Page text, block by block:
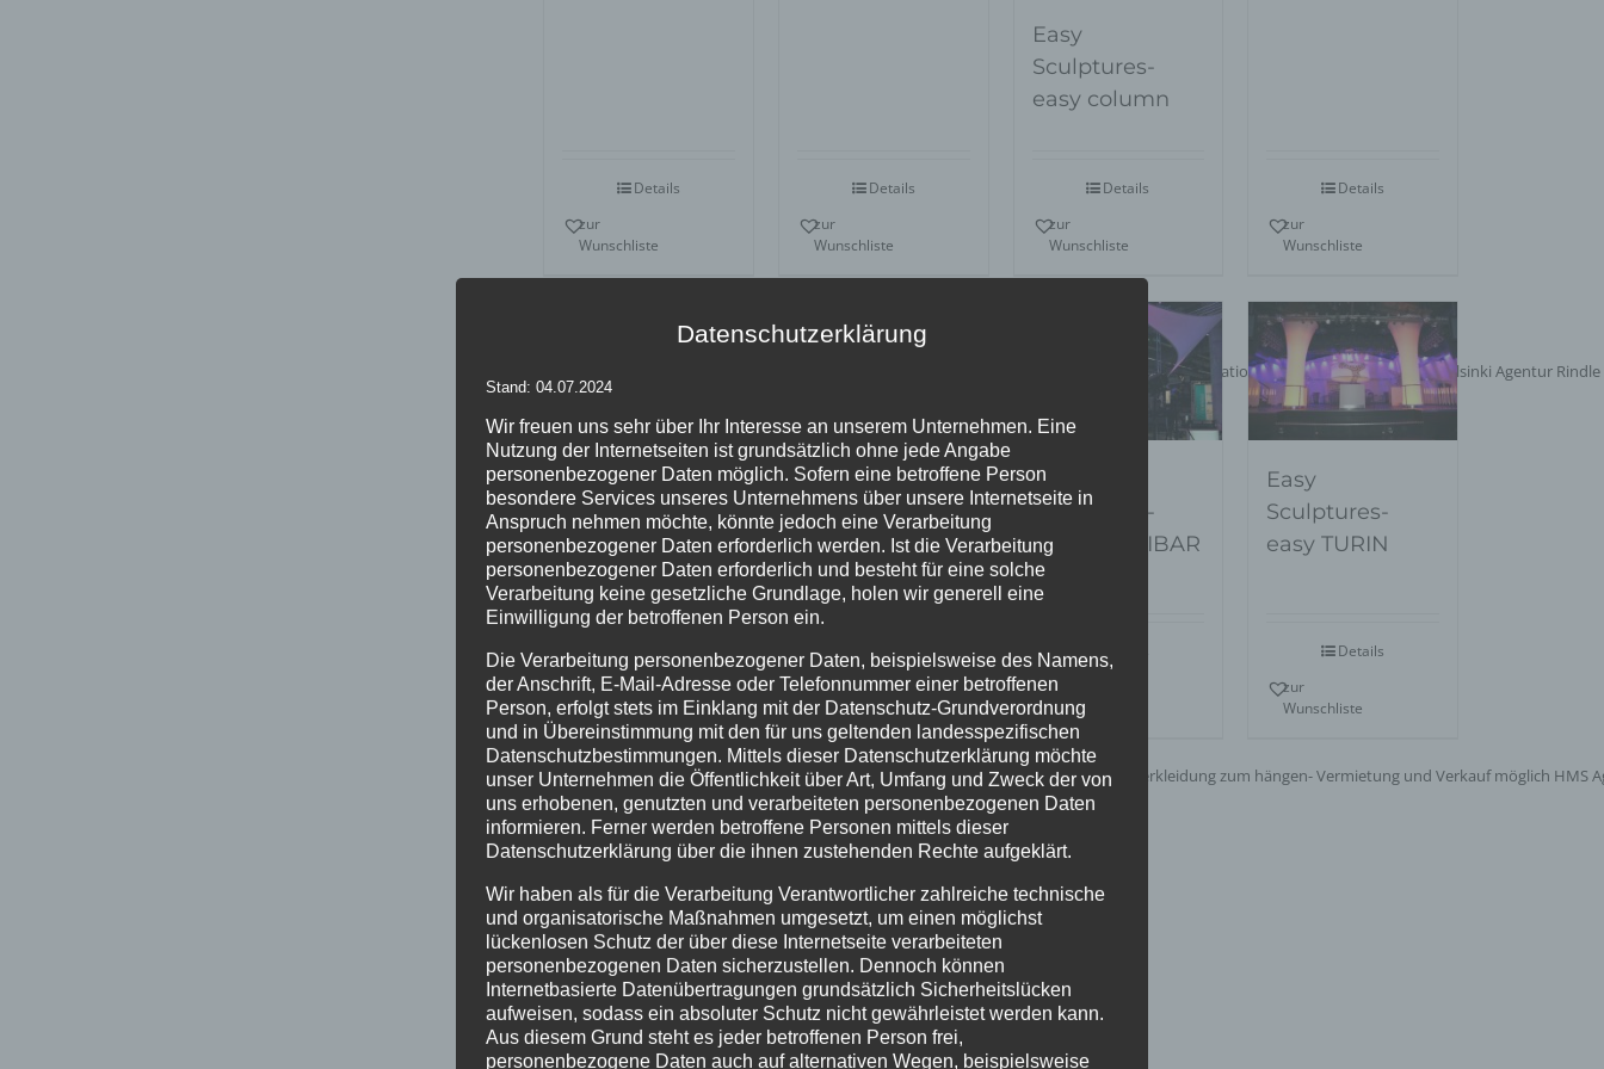
Details
zur
Wunschliste
Details
zur
Wunschliste
Easy
Sculptures-
easy column
Details
zur
Wunschliste
Details
zur
Wunschliste
Easy
Sculptures-
easy HELSINKI
zur
Wunschliste
Easy
Sculptures-
easy BANGKOK
Details
zur
Wunschliste
Easy
Sculptures-
easy SANSIBAR
zur
Wunschliste
Easy
Sculptures-
easy TURIN
Details
zur
Wunschliste
Easy
Sculptures-
easy ZÜRICH
ANIMATION
LED-
Effektvorhang
Datenschutzerklärung
Stand: 04.07.2024
Wir freuen uns sehr über Ihr Interesse an unserem Unternehmen. Eine
Nutzung der Internetseiten ist grundsätzlich ohne jede Angabe
personenbezogener Daten möglich. Sofern eine betroffene Person
besondere Services unseres Unternehmens über unsere Internetseite in
Anspruch nehmen möchte, könnte jedoch eine Verarbeitung
personenbezogener Daten erforderlich werden. Ist die Verarbeitung
personenbezogener Daten erforderlich und besteht für eine solche
Verarbeitung keine gesetzliche Grundlage, holen wir generell eine
Einwilligung der betroffenen Person ein.
Die Verarbeitung personenbezogener Daten, beispielsweise des Namens,
der Anschrift, E-Mail-Adresse oder Telefonnummer einer betroffenen
Person, erfolgt stets im Einklang mit der Datenschutz-Grundverordnung
und in Übereinstimmung mit den für uns geltenden landesspezifischen
Datenschutzbestimmungen. Mittels dieser Datenschutzerklärung möchte
unser Unternehmen die Öffentlichkeit über Art, Umfang und Zweck der von
uns erhobenen, genutzten und verarbeiteten personenbezogenen Daten
informieren. Ferner werden betroffene Personen mittels dieser
Datenschutzerklärung über die ihnen zustehenden Rechte aufgeklärt.
Wir haben als für die Verarbeitung Verantwortlicher zahlreiche technische
und organisatorische Maßnahmen umgesetzt, um einen möglichst
lückenlosen Schutz der über diese Internetseite verarbeiteten
personenbezogenen Daten sicherzustellen. Dennoch können
Internetbasierte Datenübertragungen grundsätzlich Sicherheitslücken
aufweisen, sodass ein absoluter Schutz nicht gewährleistet werden kann.
Aus diesem Grund steht es jeder betroffenen Person frei,
personenbezogene Daten auch auf alternativen Wegen, beispielsweise